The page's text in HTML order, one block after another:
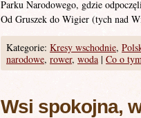
Parku Narodowego, gdzie
Od Gruszek do Wigier (tych nad
Kategorie: Kresy wschodnie,
narodowe, rower, woda | Co o
Wsi spokojna,